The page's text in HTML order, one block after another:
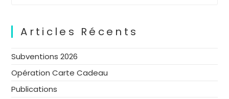
Articles Récents
Subventions 2026
Opération Carte Cadeau
Publications